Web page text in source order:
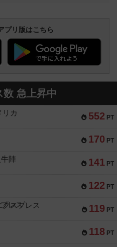
プリ版はこちら
数 急上昇中
552 PT
リカ
170 PT
141 PT
陣
122 PT
119 PT
スプレス
118 PT